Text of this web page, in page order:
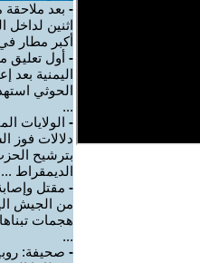
- بعد ملاحقة
اثنين لداخل
أكبر مطار
- أول تعليق
اليمنية بعد
الحوثي
...
- الولايات
دلالات فوز
بترشيح
الديمقراط ...
- مقتل
من الجيش
هجمات
...
- صحيفة: